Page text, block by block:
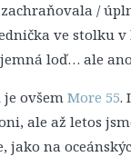
/
ve stolku
loď… ale
ovšem More 55.
ale až letos
jako na